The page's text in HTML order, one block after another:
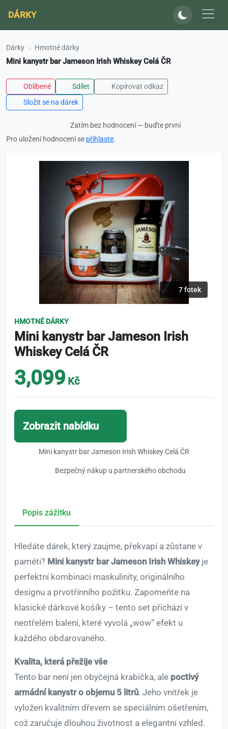
DÁRKY
Dárky Hmotné dárky
Mini kanystr bar Jameson Irish Whiskey Celá ČR
Oblíbené Sdílet
Kopírovat odkaz
Složit se na dárek
Zatím bez hodnocení — buďte první
Pro uložení hodnocení se přihlaste.
7 fotek
HMOTNÉ DÁRKY
Mini kanystr bar Jameson Irish
Whiskey Celá ČR
3,099 Kč
Zobrazit nabídku
Mini kanystr bar Jameson Irish Whiskey Celá ČR
Bezpečný nákup u partnerského obchodu
Popis zážitku
Hledáte dárek, který zaujme, překvapí a zůstane v
paměti? Mini kanystr bar Jameson Irish Whiskeyje
perfektní kombinací maskulinity, originálního
designu a prvotřínního požitku. Zapomeňte na
klasické dárkové košíky – tento set přichází v
neotřelém balení, které vyvolá „wow“ efekt u
každého obdarovaného.
Kvalita, která přežije vše
Tento bar není jen obyčejná krabička, ale poctivý
armádní kanystr o objemu 5 litrů. Jeho vnitřek je
vyložen kvalitním dřevem se speciálním ošetřením,
což zaručuje dlouhou životnost a elegantní vzhled.